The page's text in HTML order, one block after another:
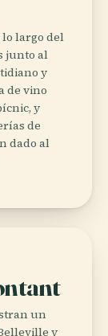
lo largo del
junto al
y
de vino
y
de
dado al
un
y